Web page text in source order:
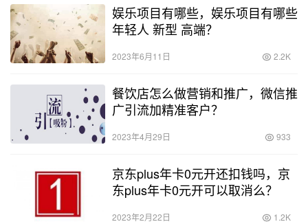
娱乐项目有哪些，娱乐项目有哪些
年轻人 新型 高端？
2023年6月11日 2.2K
餐饮店怎么做营销和推广，微信推
广引流加精准客户？
2023年4月29日 933
京东plus年卡0元开还扣钱吗，京
东plus年卡0元开可以取消么？
2023年2月22日 1.2K